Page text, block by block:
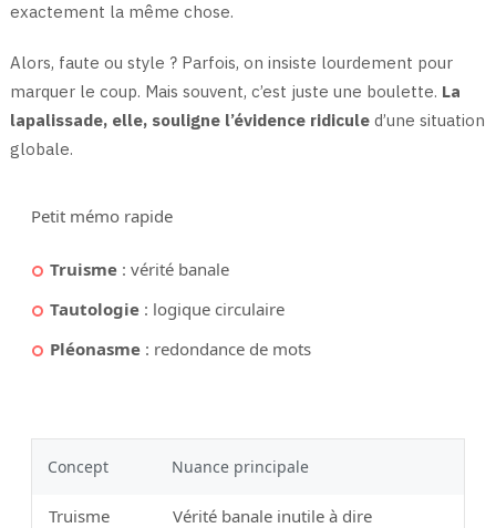
exactement la même chose.
Alors, faute ou style ? Parfois, on insiste lourdement pour
marquer le coup. Mais souvent, c’est juste une boulette. La
lapalissade, elle, souligne l’évidence ridiculed’une situation
globale.
Petit mémo rapide
Truisme : vérité banale
Tautologie : logique circulaire
Pléonasme : redondance de mots
Concept Nuance principale
Truisme
Vérité banale inutile à dire